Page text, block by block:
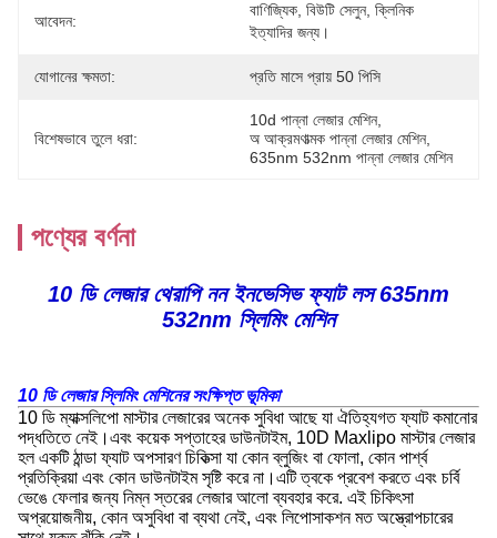
আবেদন:
বাণিজ্যিক, বিউটি সেলুন, ক্লিনিক
ইত্যাদির জন্য।
যোগানের ক্ষমতা: প্রতি মাসে প্রায় 50 পিসি
বিশেষভাবে তুলে ধরা:
10d পান্না লেজার মেশিন,
অ আক্রমণাত্মক পান্না লেজার মেশিন,
635nm 532nm পান্না লেজার মেশিন
পণ্যের বর্ণনা
10 ডি লেজার থেরাপি নন ইনভেসিভ ফ্যাট লস 635nm
532nm স্লিমিং মেশিন
10 ডি লেজার স্লিমিং মেশিনের সংক্ষিপ্ত ভূমিকা
10 ডি ম্যাক্সলিপো মাস্টার লেজারের অনেক সুবিধা আছে যা ঐতিহ্যগত ফ্যাট কমানোর
পদ্ধতিতে নেই।এবং কয়েক সপ্তাহের ডাউনটাইম, 10D Maxlipo মাস্টার লেজার
হল একটি ঠান্ডা ফ্যাট অপসারণ চিকিত্সা যা কোন ব্লুজিং বা ফোলা, কোন পার্শ্ব
প্রতিক্রিয়া এবং কোন ডাউনটাইম সৃষ্টি করে না।এটি ত্বকে প্রবেশ করতে এবং চর্বি
ভেঙে ফেলার জন্য নিম্ন স্তরের লেজার আলো ব্যবহার করে. এই চিকিৎসা
অপ্রয়োজনীয়, কোন অসুবিধা বা ব্যথা নেই, এবং লিপোসাকশন মত অস্ত্রোপচারের